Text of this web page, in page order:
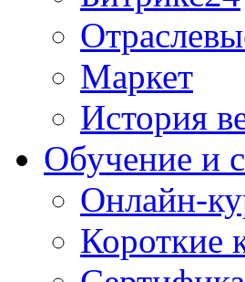
Маркет
История
Обучение и
Онлайн-
Короткие